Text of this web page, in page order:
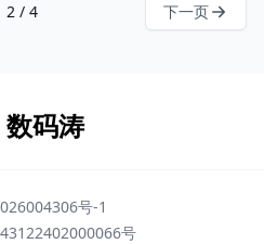
2 / 4 下一页
数码涛
号-1
号